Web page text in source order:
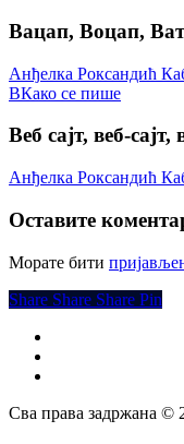
Ватсап,
Вотсап
Вацап, Воцап,
Анђелка Роксандић
ВКако се пишеВеб
веб-
сајт,
вебсајт
или
сајт
Веб сајт, веб-сајт,
Анђелка Роксандић
Оставите
Морате бити
Share
Share Share Share Pin
Сва права задржана ©